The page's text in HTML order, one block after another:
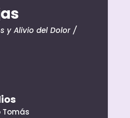
y Alivio del Dolor /
Tomás